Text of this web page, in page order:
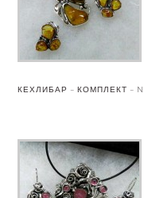
КЕХЛИБАР – КОМПЛЕКТ –